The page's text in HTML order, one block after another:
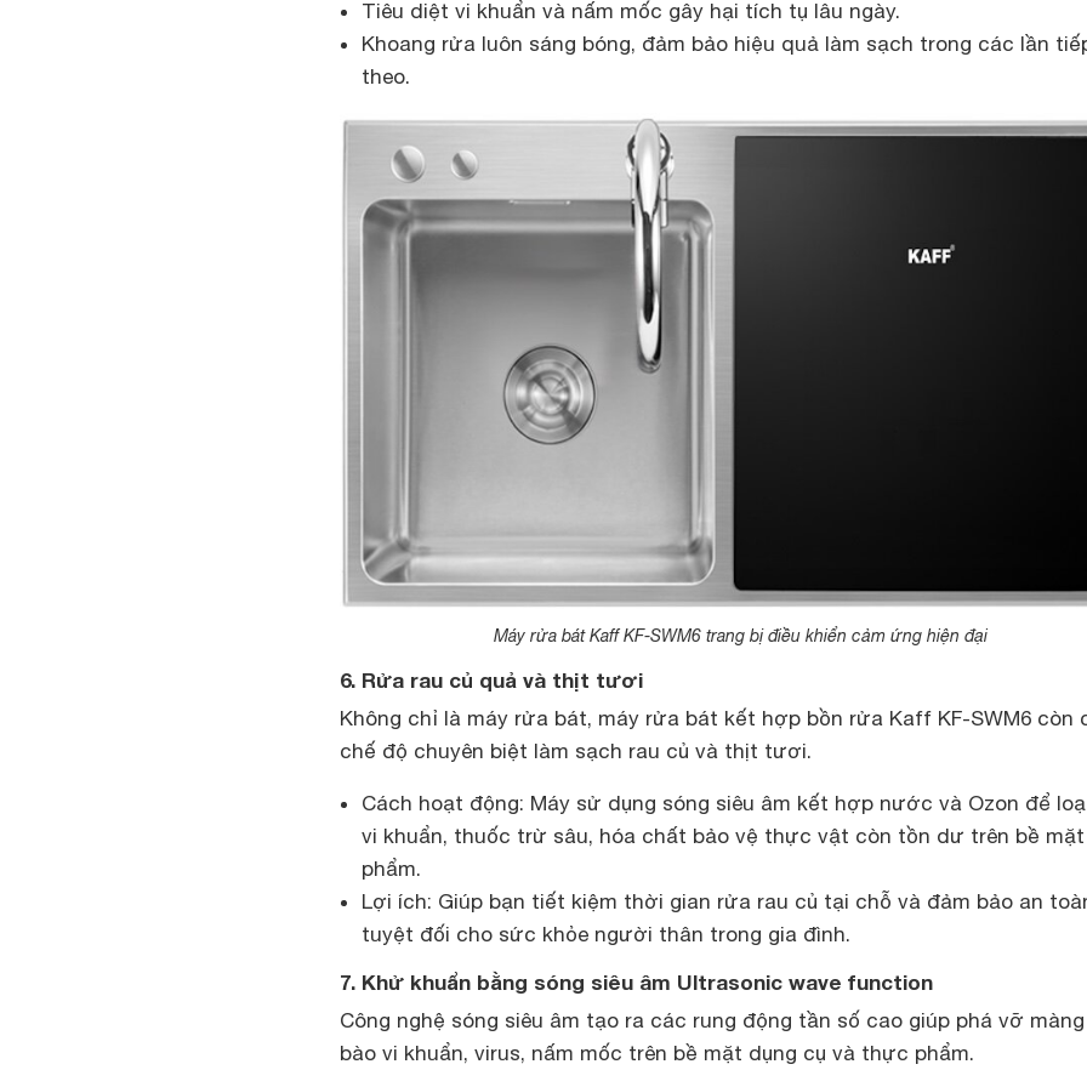
Tiêu diệt vi khuẩn và nấm mốc gây hại tích tụ lâu ngày.
Khoang rửa luôn sáng bóng, đảm bảo hiệu quả làm sạch trong các lần
theo.
Máy rửa bát Kaff KF-SWM6 trang bị điều khiển cảm ứng hiện đại
6. Rửa rau củ quả và thịt tươi
Không chỉ là máy rửa bát, máy rửa bát kết hợp bồn rửa Kaff KF-SWM6 còn
chế độ chuyên biệt làm sạch rau củ và thịt tươi.
Cách hoạt động: Máy sử dụng sóng siêu âm kết hợp nước và Ozon để
vi khuẩn, thuốc trừ sâu, hóa chất bảo vệ thực vật còn tồn dư trên bề
phẩm.
Lợi ích: Giúp bạn tiết kiệm thời gian rửa rau củ tại chỗ và đảm bảo an
tuyệt đối cho sức khỏe người thân trong gia đình.
7. Khử khuẩn bằng sóng siêu âm Ultrasonic wave function
Công nghệ sóng siêu âm tạo ra các rung động tần số cao giúp phá vỡ
bào vi khuẩn, virus, nấm mốc trên bề mặt dụng cụ và thực phẩm.